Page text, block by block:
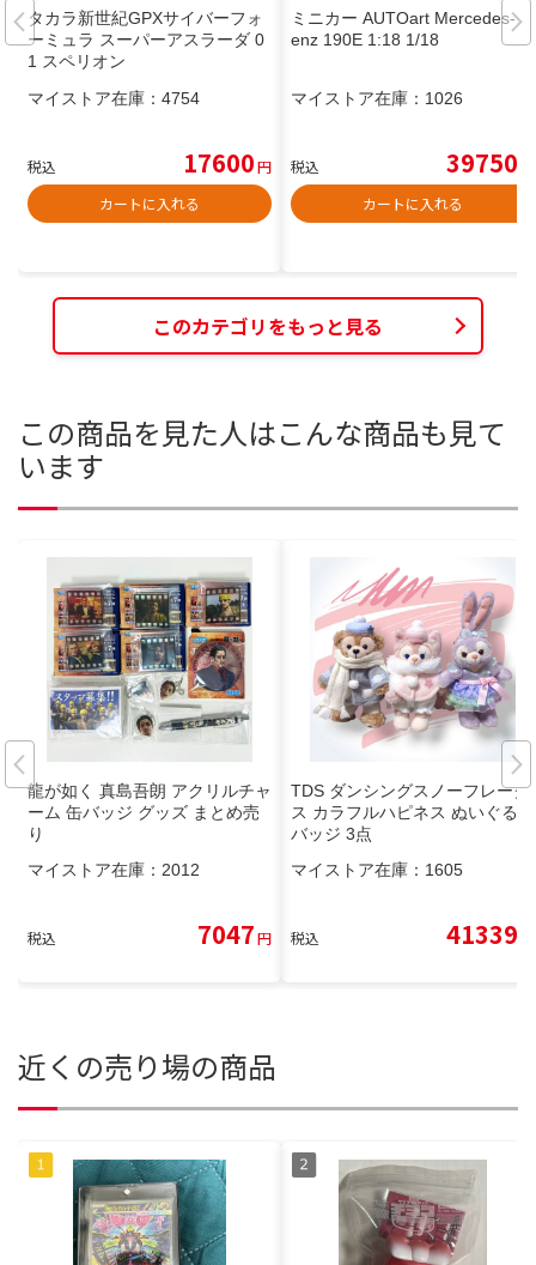
タカラ新世紀GPXサイバーフォ
ーミュラ スーパーアスラーダ 0
1 スペリオン
マイストア在庫： 4754
税込 17600円
カートに入れる
ミニカー AUTOart Mercedes-B
enz 190E 1:18 1/18
マイストア在庫： 1026
税込 39750
カートに入れる
このカテゴリをもっと見る
この商品を見た人はこんな商品も見て
います
龍が如く 真島吾朗 アクリルチャ
ーム 缶バッジ グッズ まとめ売
り
マイストア在庫： 2012
税込 7047円
TDS ダンシングスノーフレーク
ス カラフルハピネス ぬいぐるみ
バッジ 3点
マイストア在庫： 1605
税込 41339
近くの売り場の商品